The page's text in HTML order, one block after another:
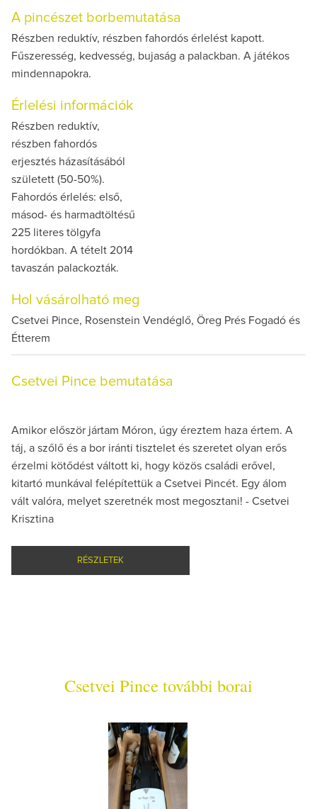
A pincészet borbemutatása
Részben reduktív, részben fahordós érlelést kapott.
Fűszeresség, kedvesség, bujaság a palackban. A játékos
mindennapokra.
Érlelési információk
Részben reduktív,
részben fahordós
erjesztés házasításából
született (50-50%).
Fahordós érlelés: első,
másod- és harmadtöltésű
225 literes tölgyfa
hordókban. A tételt 2014
tavaszán palackozták.
Hol vásárolható meg
Csetvei Pince, Rosenstein Vendéglő, Öreg Prés Fogadó és
Étterem
Csetvei Pince bemutatása
Amikor először jártam Móron, úgy éreztem haza értem. A
táj, a szőlő és a bor iránti tisztelet és szeretet olyan erős
érzelmi kötődést váltott ki, hogy közös családi erővel,
kitartó munkával felépítettük a Csetvei Pincét. Egy álom
vált valóra, melyet szeretnék most megosztani! - Csetvei
Krisztina
RÉSZLETEK
Csetvei Pince további borai